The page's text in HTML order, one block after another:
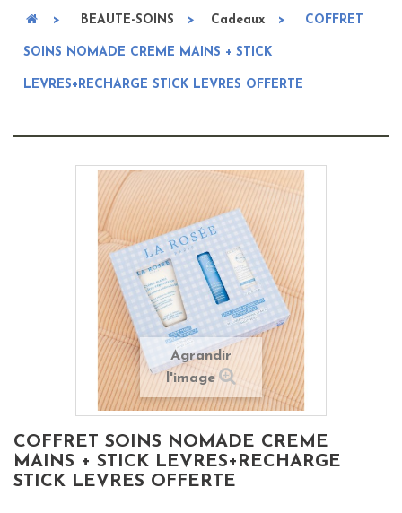
> BEAUTE-SOINS > Cadeaux > COFFRET
SOINS NOMADE CREME MAINS + STICK
LEVRES+RECHARGE STICK LEVRES OFFERTE
Agrandir
l'image
COFFRET SOINS NOMADE CREME
MAINS + STICK LEVRES+RECHARGE
STICK LEVRES OFFERTE